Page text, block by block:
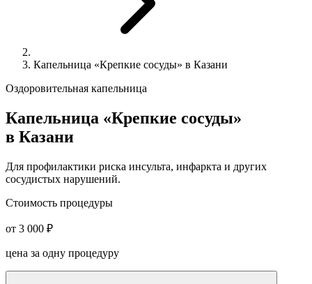
Капельница «Крепкие сосуды» в Казани
Оздоровительная капельница
Капельница «Крепкие сосуды»
в Казани
Для профилактики риска инсульта, инфаркта и других
сосудистых нарушений.
Стоимость процедуры
от 3 000 ₽
цена за одну процедуру